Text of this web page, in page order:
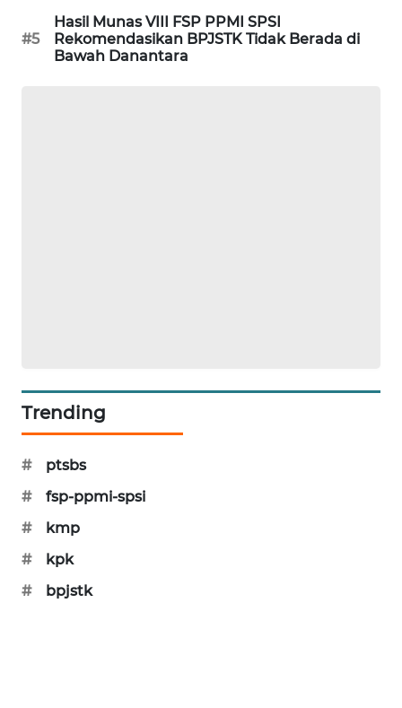
#5
Hasil Munas VIII FSP PPMI SPSI
Rekomendasikan BPJSTK Tidak Berada di
Bawah Danantara
Trending
#
ptsbs
#
fsp-ppmi-spsi
#
kmp
#
kpk
#
bpjstk
WAHANA
MARTABAT
NET
PLN
WATCH
MKLI
LPKKI